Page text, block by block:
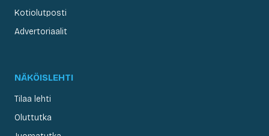
Kotiolutposti
Advertoriaalit
NÄKÖISLEHTI
Tilaa lehti
Oluttutka